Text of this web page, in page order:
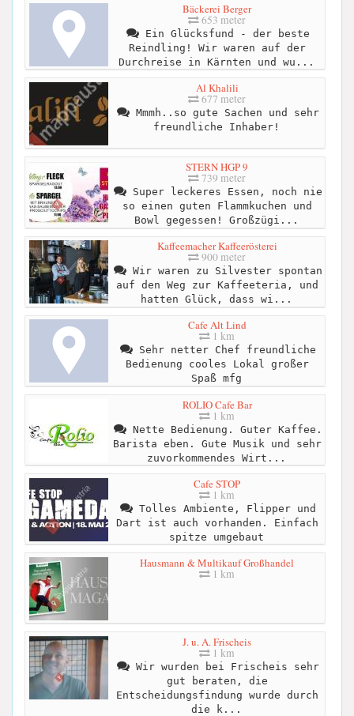
Bäckerei Berger
653 meter
Ein Glücksfund - der beste
Reindling! Wir waren auf der
Durchreise in Kärnten und wu...
Al Khalili
677 meter
Mmmh..so gute Sachen und sehr
freundliche Inhaber!
STERN HGP 9
739 meter
Super leckeres Essen, noch nie
so einen guten Flammkuchen und
Bowl gegessen! Großzügi...
Kaffeemacher Kaffeerösterei
900 meter
Wir waren zu Silvester spontan
auf den Weg zur Kaffeeteria, und
hatten Glück, dass wi...
Cafe Alt Lind
1 km
Sehr netter Chef freundliche
Bedienung cooles Lokal großer
Spaß mfg
ROLIO Cafe Bar
1 km
Nette Bedienung. Guter Kaffee.
Barista eben. Gute Musik und sehr
zuvorkommendes Wirt...
Cafe STOP
1 km
Tolles Ambiente, Flipper und
Dart ist auch vorhanden. Einfach
spitze umgebaut
Hausmann & Multikauf Großhandel
1 km
J. u. A. Frischeis
1 km
Wir wurden bei Frischeis sehr
gut beraten, die
Entscheidungsfindung wurde durch
die k...